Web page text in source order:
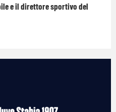
e il direttore sportivo del